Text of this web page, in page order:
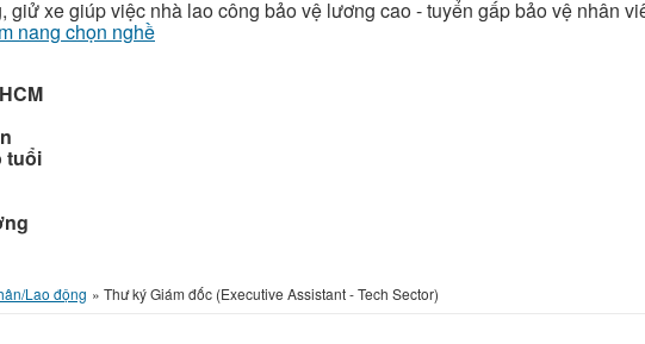
giử xe giúp việc nhà lao công bảo vệ lương cao - tuyển gấp bảo vệ nhân
nang chọn nghề
tuổi
Lao động » Thư ký Giám đốc (Executive Assistant - Tech Sector)